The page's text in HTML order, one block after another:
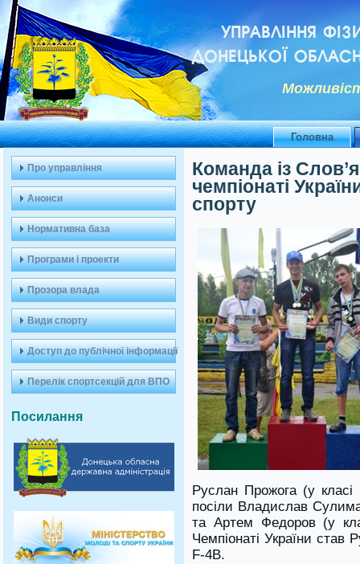
УПРАВЛІННЯ
ДОНЕЦЬКОЇ
Головна
Про управління
Анонси
Нормативна база
Програми і проекти
Прозора влада
Види спорту
Доступ до публічної інформації
Перелік спортсекцій для ВПО
Посилання
Команда із
чемпіонаті
спорту
Руслан Прожога (у класі
посіли Владислав
та Артем Федоров (у
Чемпіонаті України став
F-4B.